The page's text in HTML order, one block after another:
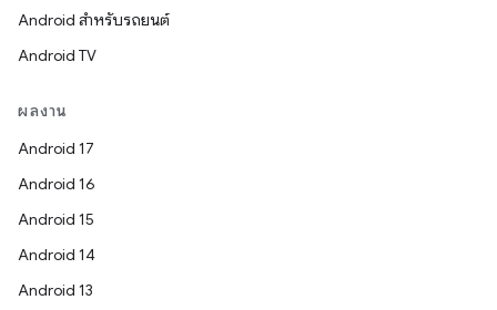
Android สำหรับรถยนต์
Android TV
ผลงาน
Android 17
Android 16
Android 15
Android 14
Android 13